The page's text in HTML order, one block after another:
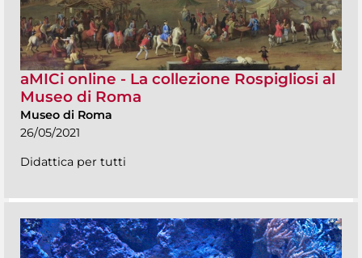
aMICi online - La collezione Rospigliosi al
Museo di Roma
Museo di Roma
26/05/2021
Didattica per tutti